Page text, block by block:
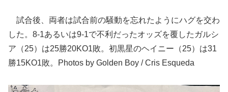
試合後、両者は試合前の騒動を忘れたようにハグを交わ
した。8-1あるいは9-1で不利だったオッズを覆したガルシ
ア（25）は25勝20KO1敗。初黒星のヘイニー（25）は31
勝15KO1敗。Photos by Golden Boy / Cris Esqueda